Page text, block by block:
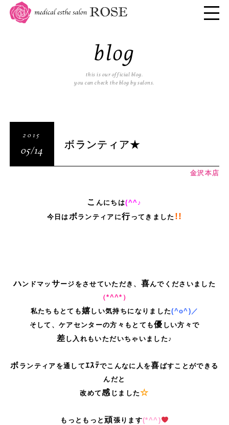
blog
this is our official blog.
you can check the blog by salons.
2015
05/14 ボランティア★
金沢本店
こ んにちは(^^♪
今日はボランティアに行ってきました !!
ハンドマッ サージをさせていただき、 喜んでくださいました
（*^^*）
私たちもとても嬉しい気持ちになりました(^o^)／
そして、ケアセンターの方々もとても優 しい方々で
差 し入れもいただいちゃいました♪
ボ ランティアを通してｴｽﾃでこんなに人を喜ばすことができる
んだと
改めて感 じました☆
もっともっと頑張ります(*^^)